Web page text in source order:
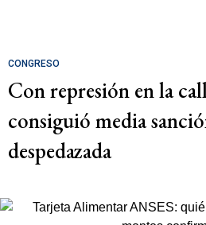
CONGRESO
Con represión en la
consiguió media
despedazada